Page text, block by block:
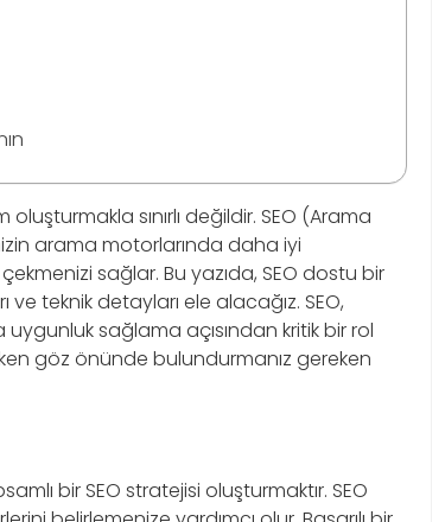
sınırlı değildir. SEO (Arama
arama motorlarında daha iyi
sağlar. Bu yazıda, SEO dostu bir
teknik detayları ele alacağız. SEO,
sağlama açısından kritik bir rol
göz önünde bulundurmanız gereken
bir SEO stratejisi oluşturmaktır. SEO